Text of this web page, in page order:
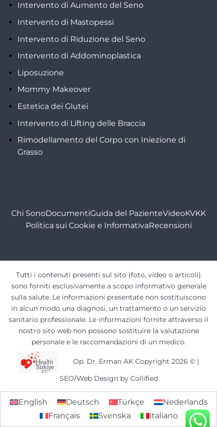
Intervento di Aumento del Seno
Intervento di Mastopessi
Intervento di Riduzione del Seno
Intervento di Addominoplastica
Liposuzione
Mommy Makeover
Estetica dei Glutei
Intervento di Lifting delle Braccia
Rimodellamento del Corpo con Iniezione di
Grasso
Chi SonoDocumentiGuida del PazienteVideoKVKK
Politica sui Cookie e InformativaRecensioni
Tutti i contenuti presenti sul sito (foto, video o articoli)
sono forniti esclusivamente a scopo informativo generale
sulla salute. Le informazioni presentate non sostituiscono
in alcun modo una diagnosi, un trattamento o un servizio
sanitario professionale. Le informazioni fornite attraverso il
nostro sito web non possono sostituire la valutazione
personale e le raccomandazioni di un medico.
Op. Dr. Erman AK Copyright 2026 © |
SEO/Web Design by Collified
English Deutsch Türkçe
Nederlands
Français
Svenska Italiano